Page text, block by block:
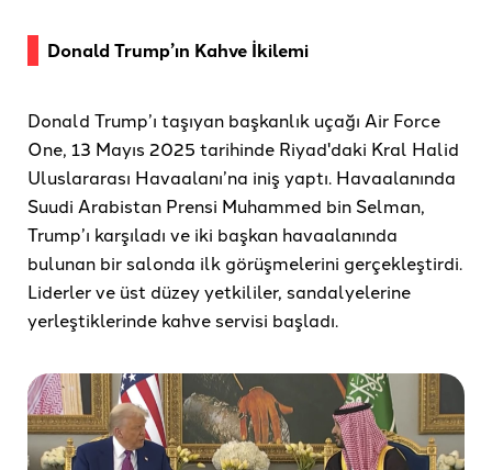
Donald Trump’ın Kahve İkilemi
Donald Trump’ı taşıyan başkanlık uçağı Air Force
One, 13 Mayıs 2025 tarihinde Riyad'daki Kral Halid
Uluslararası Havaalanı’na iniş yaptı. Havaalanında
Suudi Arabistan Prensi Muhammed bin Selman,
Trump’ı karşıladı ve iki başkan havaalanında
bulunan bir salonda ilk görüşmelerini gerçekleştirdi.
Liderler ve üst düzey yetkililer, sandalyelerine
yerleştiklerinde kahve servisi başladı.